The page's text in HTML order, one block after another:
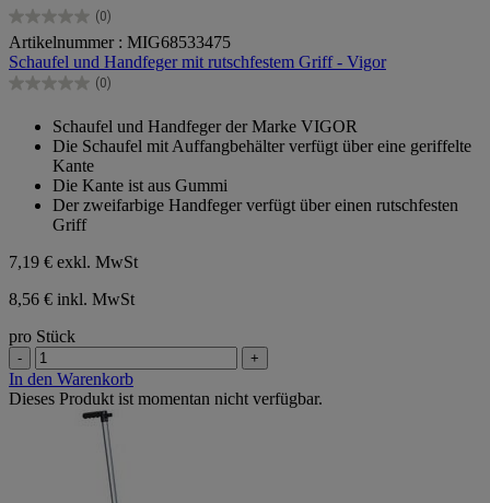
(0)
0.0
von
5
Sternen.
Artikelnummer : MIG68533475
Schaufel und Handfeger mit rutschfestem Griff - Vigor
(0)
0.0
Sternen.
Schaufel und Handfeger der Marke VIGOR
Die Schaufel mit Auffangbehälter verfügt über eine geriffelte
Kante
Die Kante ist aus Gummi
Der zweifarbige Handfeger verfügt über einen rutschfesten
Griff
7,19 € exkl. MwSt
8,56 € inkl. MwSt
pro Stück
- +
In den Warenkorb
Dieses Produkt ist momentan nicht verfügbar.